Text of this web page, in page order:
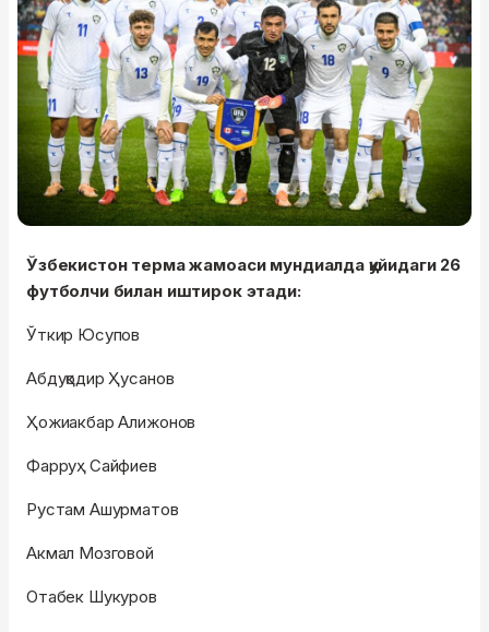
Ўзбекистон терма жамоаси мундиалда қуйидаги 26
футболчи билан иштирок этади:
Ўткир Юсупов
Абдуқодир Ҳусанов
Ҳожиакбар Алижонов
Фарруҳ Сайфиев
Рустам Ашурматов
Акмал Мозговой
Отабек Шукуров